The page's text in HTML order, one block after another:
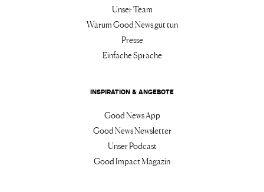
Unser Team
Warum Good News gut tun
Presse
Einfache Sprache
INSPIRATION & ANGEBOTE
Good News App
Good News Newsletter
Unser Podcast
Good Impact Magazin